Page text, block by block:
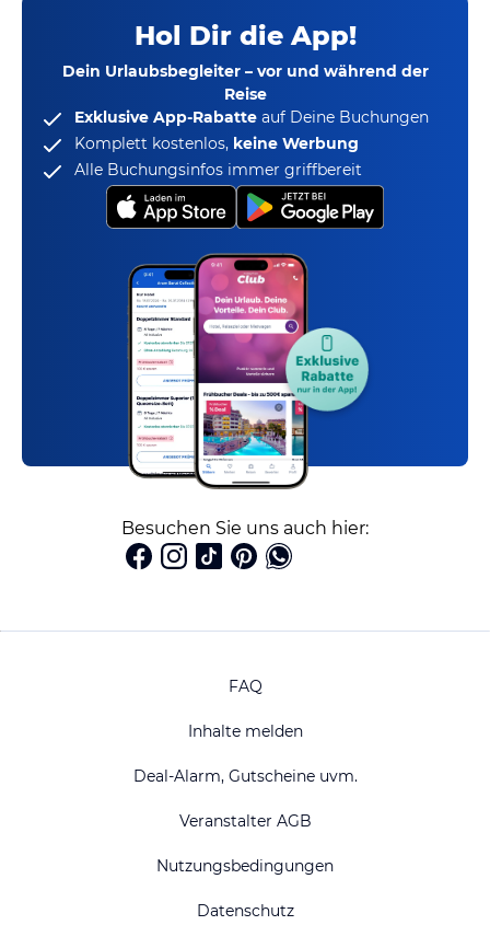
Hol Dir die App!
Dein Urlaubsbegleiter – vor und während der
Reise
Exklusive App-Rabatte auf Deine Buchungen
Komplett kostenlos, keine Werbung
Alle Buchungsinfos immer griffbereit
Besuchen Sie uns auch hier:
FAQ
Inhalte melden
Deal-Alarm, Gutscheine uvm.
Veranstalter AGB
Nutzungsbedingungen
Datenschutz